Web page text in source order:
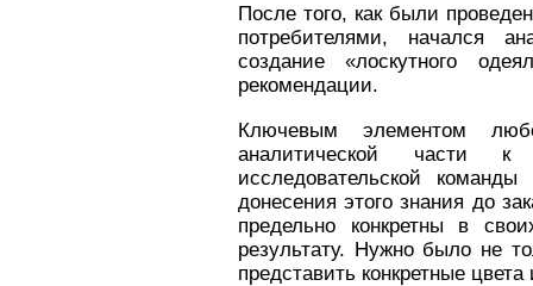
После того, как были
потребителями, начался
создание «лоскутного
рекомендации.
Ключевым элементом
аналитической части к
исследовательской
донесения этого знания до
предельно конкретны в
результату. Нужно было не
представить конкретные